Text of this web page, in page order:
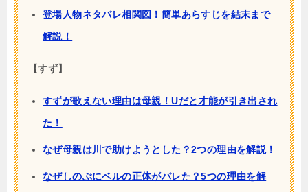
登場人物ネタバレ相関図！簡単あらすじを結末まで
解説！
【すず】
すずが歌えない理由は母親！Uだと才能が引き出され
た！
なぜ母親は川で助けようとした？2つの理由を解説！
なぜしのぶにベルの正体がバレた？5つの理由を解